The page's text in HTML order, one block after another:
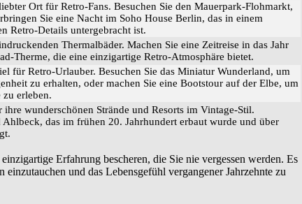
Ort für Retro-Fans. Besuchen Sie den Mauerpark-Flohmarkt,
Sie eine Nacht im Soho House Berlin, das in einem
Retro-Details untergebracht ist.
Thermalbäder. Machen Sie eine Zeitreise in das Jahr
Therme, die eine einzigartige Retro-Atmosphäre bietet.
für Retro-Urlauber. Besuchen Sie das Miniatur Wunderland, um
zu erhalten, oder machen Sie eine Bootstour auf der Elbe, um
zu erleben.
wunderschönen Strände und Resorts im Vintage-Stil.
das im frühen 20. Jahrhundert erbaut wurde und über
Erfahrung bescheren, die Sie nie vergessen werden. Es
und das Lebensgefühl vergangener Jahrzehnte zu